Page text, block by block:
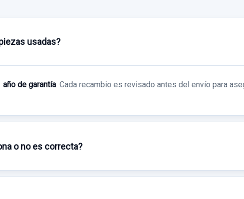
usadas?
año de garantía. Cada recambio es revisado antes del envío para
o no es correcta?